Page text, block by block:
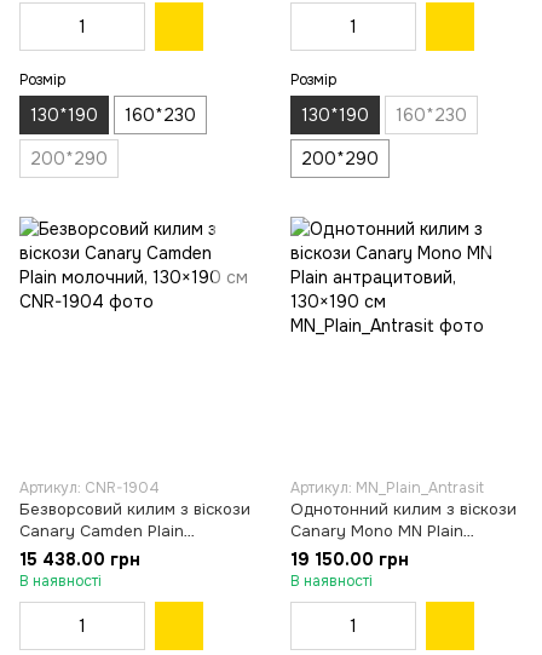
Розмір
130*190
160*230
200*290
Розмір
130*190
160*230
200*290
Артикул: CNR-1904
Безворсовий килим з віскози
Canary Camden Plain
молочний, 130×190 см
15 438.00 грн
В наявності
Артикул: MN_Plain_Antrasit
Однотонний килим з віскози
Canary Mono MN Plain
антрацитовий, 130×190 см
19 150.00 грн
В наявності